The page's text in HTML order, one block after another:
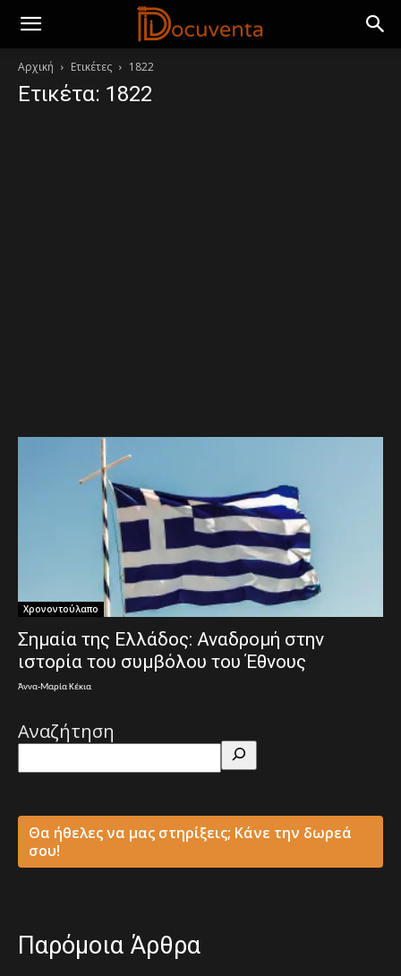
Αρχική Ετικέτες 1822
Ετικέτα: 1822
Χρονοντούλαπο
Σημαία της Ελλάδος: Αναδρομή στην
ιστορία του συμβόλου του Έθνους
Άννα-Μαρία Κέκια
Αναζήτηση
Θα ήθελες να μας στηρίξεις; Κάνε την δωρεά
σου!
Παρόμοια Άρθρα